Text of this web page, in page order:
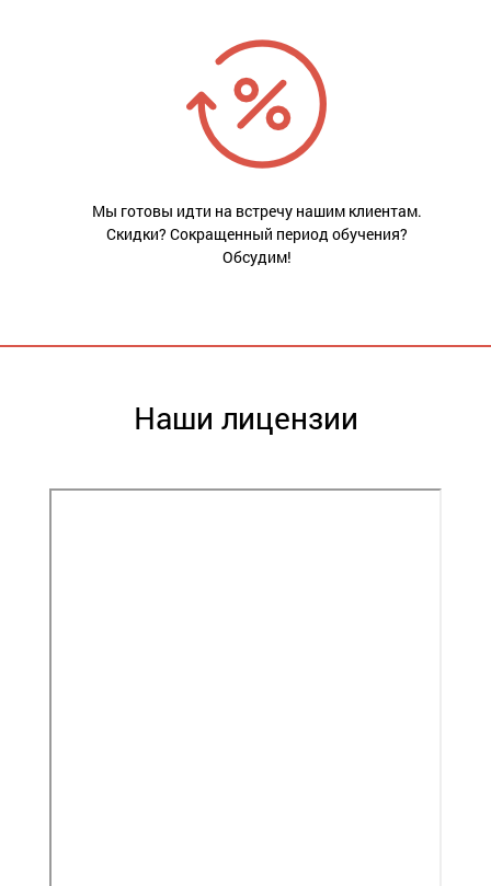
Мы готовы идти на встречу нашим клиентам.
Скидки? Сокращенный период обучения?
Обсудим!
Наши лицензии